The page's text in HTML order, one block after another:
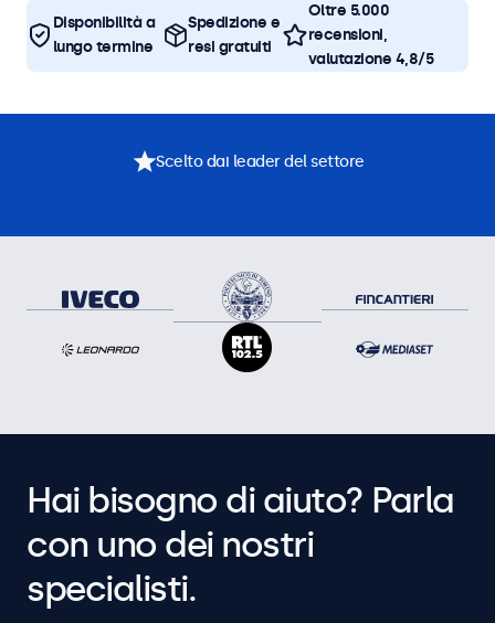
Disponibilità a
lungo termine
Spedizione e
resi gratuiti
Oltre 5.000
recensioni,
valutazione 4,8/5
Scelto dai leader del settore
Hai bisogno di aiuto? Parla
con uno dei nostri
specialisti.